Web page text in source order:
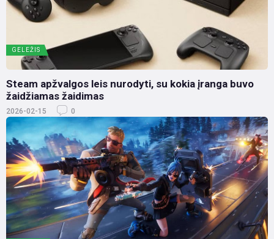
GELEŽIS
Steam apžvalgos leis nurodyti, su kokia įranga buvo
žaidžiamas žaidimas
2026-02-15 0